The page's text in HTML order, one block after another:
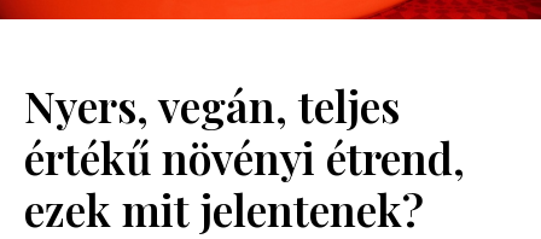
Nyers, vegán, teljes
értékű növényi étrend,
ezek mit jelentenek?